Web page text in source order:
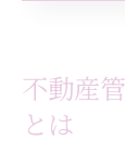
不動産
とは